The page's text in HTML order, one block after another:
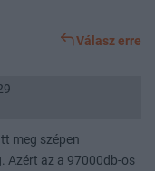
Válasz erre
meg szépen
Azért az a 97000db-os